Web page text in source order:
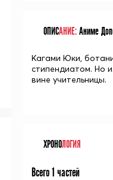
ОПИСАНИЕ:Аниме
Кагами Юки,
стипендиатом. Но
вине учительницы.
ХРОНОЛОГИЯ
Всего 1 частей